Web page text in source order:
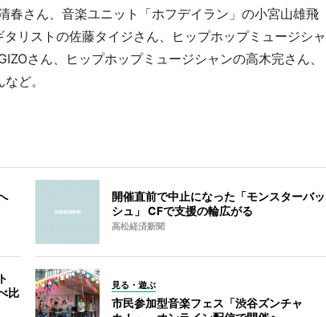
春さん、音楽ユニット「ホフデイラン」の小宮山雄飛
リストの佐藤タイジさん、ヒップホップミュージシャ
さん、ヒップホップミュージシャンの高木完さん、
ど。
開催直前で中止になった「モンスターバッ
シュ」 CFで支援の輪広がる
高松経済新聞
比
見る・遊ぶ
市民参加型音楽フェス「渋谷ズンチャ